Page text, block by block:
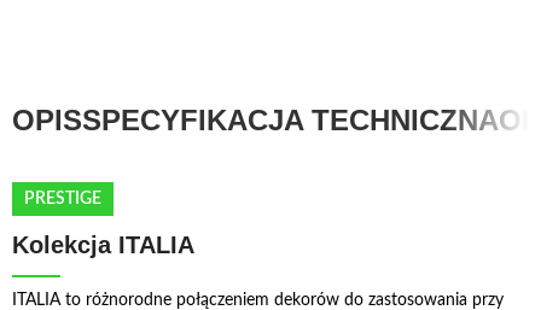
OPISSPECYFIKACJA TECHNICZNA
PRESTIGE
Kolekcja ITALIA
ITALIA to różnorodne połączeniem dekorów do zastosowania przy